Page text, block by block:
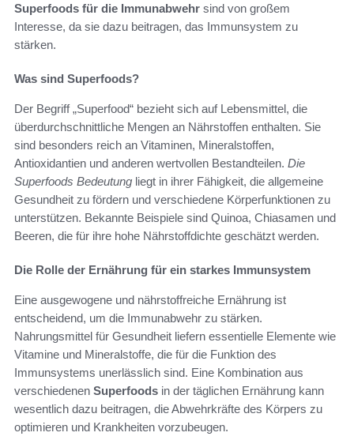
Superfoods für die Immunabwehr sind von großem
Interesse, da sie dazu beitragen, das Immunsystem zu
stärken.
Was sind Superfoods?
Der Begriff „Superfood“ bezieht sich auf Lebensmittel, die
überdurchschnittliche Mengen an Nährstoffen enthalten. Sie
sind besonders reich an Vitaminen, Mineralstoffen,
Antioxidantien und anderen wertvollen Bestandteilen. Die
Superfoods Bedeutung liegt in ihrer Fähigkeit, die allgemeine
Gesundheit zu fördern und verschiedene Körperfunktionen zu
unterstützen. Bekannte Beispiele sind Quinoa, Chiasamen und
Beeren, die für ihre hohe Nährstoffdichte geschätzt werden.
Die Rolle der Ernährung für ein starkes Immunsystem
Eine ausgewogene und nährstoffreiche Ernährung ist
entscheidend, um die Immunabwehr zu stärken.
Nahrungsmittel für Gesundheit liefern essentielle Elemente wie
Vitamine und Mineralstoffe, die für die Funktion des
Immunsystems unerlässlich sind. Eine Kombination aus
verschiedenen Superfoods in der täglichen Ernährung kann
wesentlich dazu beitragen, die Abwehrkräfte des Körpers zu
optimieren und Krankheiten vorzubeugen.